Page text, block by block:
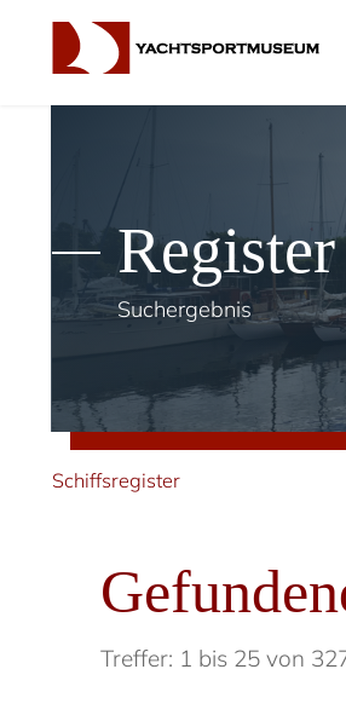
Register
Suchergebnis
Schiffsregister
Treffer: 1 bis 25 von